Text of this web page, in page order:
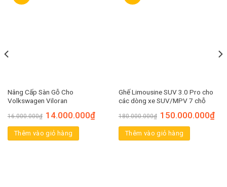
Nâng Cấp Sàn Gỗ Cho
Volkswagen Viloran
16.000.000₫ 14.000.000₫
Thêm vào giỏ hàng
Ghế Limousine SUV 3.0 Pro cho
các dòng xe SUV/MPV 7 chỗ
180.000.000₫ 150.000.000₫
Thêm vào giỏ hàng